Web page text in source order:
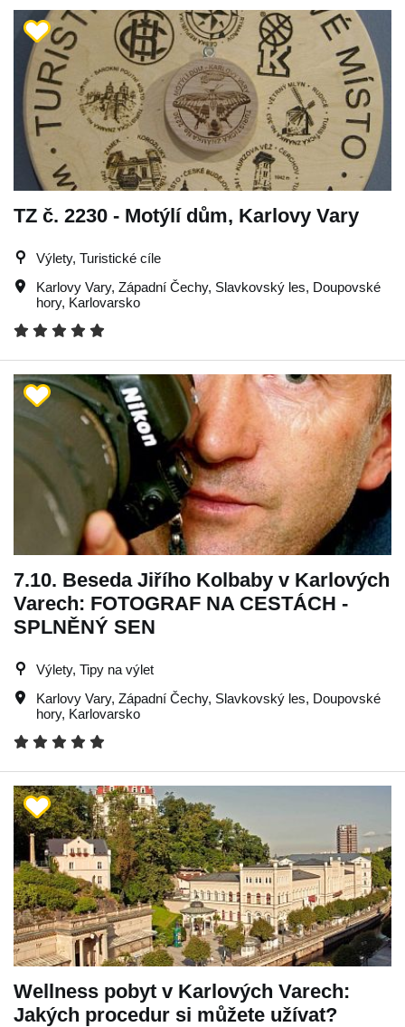
TZ č. 2230 - Motýlí dům, Karlovy Vary
Výlety, Turistické cíle
Karlovy Vary, Západní Čechy, Slavkovský les, Doupovské
hory, Karlovarsko
7.10. Beseda Jiřího Kolbaby v Karlových
Varech: FOTOGRAF NA CESTÁCH -
SPLNĚNÝ SEN
Výlety, Tipy na výlet
Karlovy Vary, Západní Čechy, Slavkovský les, Doupovské
hory, Karlovarsko
Wellness pobyt v Karlových Varech:
Jakých procedur si můžete užívat?